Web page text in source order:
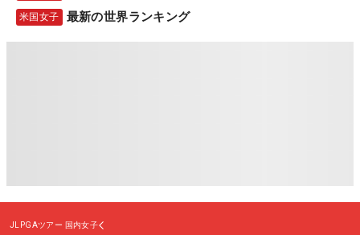
米国女子 最新の世界ランキング
JLPGAツアー 国内女子